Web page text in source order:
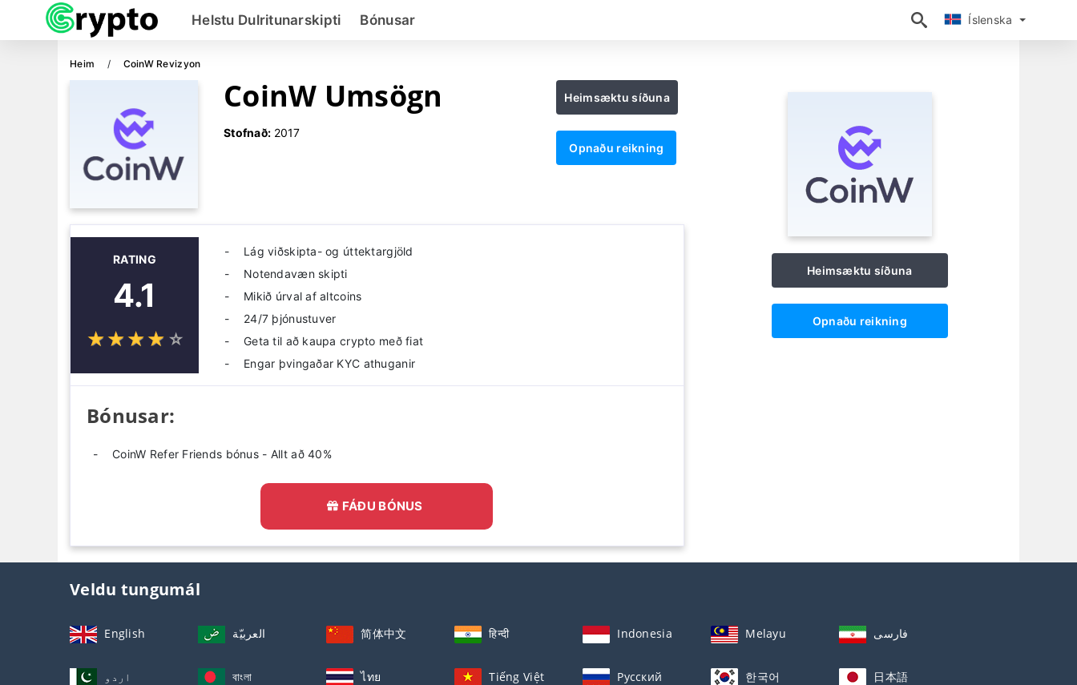
Íslenska
Helstu Dulritunarskipti Bónusar Íslenska
Heim CoinW Revizyon
CoinW Umsögn
Stofnað: 2017
Heimsæktu síðuna
Opnaðu reikning
RATING
4.1
☆☆☆☆ ☆
★★★★ ★
Lág viðskipta- og úttektargjöld
Notendavæn skipti
Mikið úrval af altcoins
24/7 þjónustuver
Geta til að kaupa crypto með fiat
Engar þvingaðar KYC athuganir
Bónusar:
CoinW Refer Friends bónus - Allt að 40%
FÁÐU BÓNUS
Heimsæktu síðuna
Opnaðu reikning
Veldu tungumál
English العربيّة 简体中文 हिन्दी Indonesia Melayu فارسی
اردو বাংলা ไทย Tiếng Việt Русский 한국어 日本語